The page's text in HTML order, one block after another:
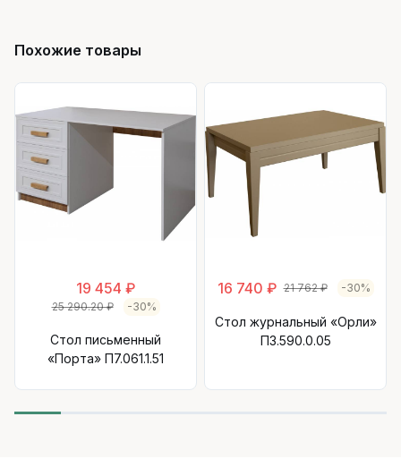
Похожие товары
19 454 ₽
25 290.20 ₽ -30%
Стол письменный
«Порта» П7.061.1.51
16 740 ₽ 21 762 ₽ -30%
Стол журнальный «Орли»
П3.590.0.05